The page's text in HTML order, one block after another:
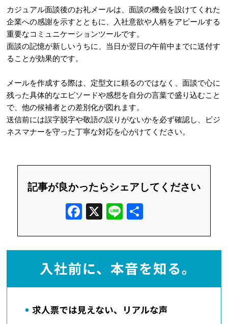
カジュアル面談後のお礼メールは、面談の機会を設けてくれた
企業への感謝を示すとともに、入社意欲や人柄をアピールする
重要なコミュニケーションツールです。
面談の記憶が新しいうちに、当日か翌日の午前中までに送付す
ることが効果的です。
メールを作成する際は、定型文に頼るのではなく、面談で心に
残った具体的なエピソードや感想を自分の言葉で盛り込むこと
で、他の候補者との差別化が図れます。
送信前には誤字脱字や敬語の誤りがないかを必ず確認し、ビジ
ネスマナーを守った丁寧な対応を心がけてください。
記事が良かったらシェアしてください
F
e
b
o
o
X
Li